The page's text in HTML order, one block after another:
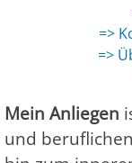
=>
=>
Mein Anliegen
und